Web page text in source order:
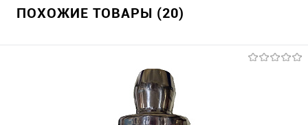
ПОХОЖИЕ ТОВАРЫ (20)